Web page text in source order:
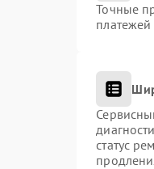
Точные
статус